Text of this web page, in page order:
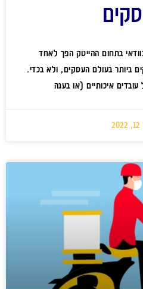
בתחום ההייטק הפך לאחד
ביותר בעולם העסקים, ולא בכדי.
איכותיים (או בעגה